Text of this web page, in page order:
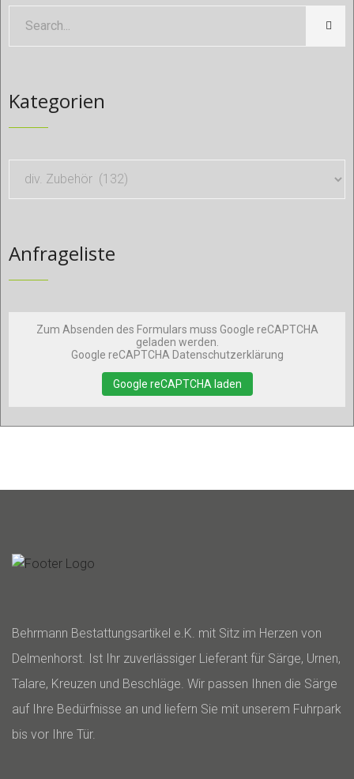
Kategorien
Anfrageliste
Zum Absenden des Formulars muss Google reCAPTCHA
geladen werden.
Google reCAPTCHA Datenschutzerklärung
Google reCAPTCHA laden
Behrmann Bestattungsartikel e.K. mit Sitz im Herzen von
Delmenhorst. Ist Ihr zuverlässiger Lieferant für Särge, Urnen,
Talare, Kreuzen und Beschläge. Wir passen Ihnen die Särge
auf Ihre Bedürfnisse an und liefern Sie mit unserem Fuhrpark
bis vor Ihre Tür.